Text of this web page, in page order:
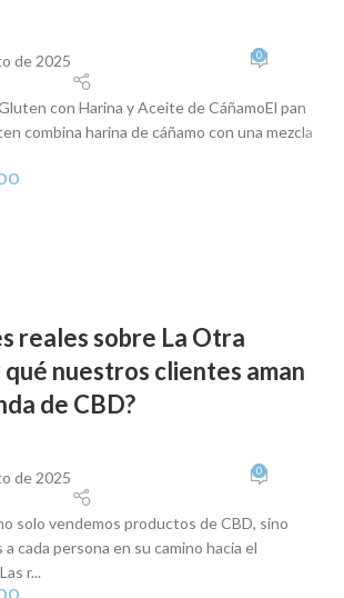
de 2025 0
con Harina y Aceite de CáñamoEl pan
combina harina de cáñamo con una mezcla
reales sobre La Otra
qué nuestros clientes aman
de CBD?
de 2025 0
solo vendemos productos de CBD, sino
cada persona en su camino hacia el
r...